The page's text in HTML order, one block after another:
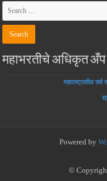
महाभरतीचे अधिकृत अँप
महाराष्ट्रातील
Powered by
©